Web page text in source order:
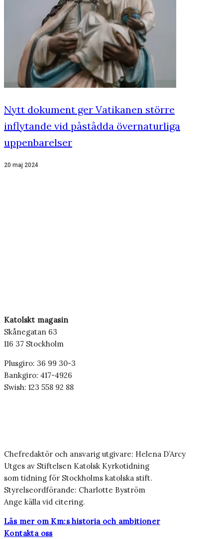
Nytt dokument ger Vatikanen större
inflytande vid påstådda övernaturliga
uppenbarelser
20 maj 2024
Katolskt magasin
Skånegatan 63
116 37 Stockholm
Plusgiro: 36 99 30-3
Bankgiro: 417-4926
Swish: 123 558 92 88
Chefredaktör och ansvarig utgivare: Helena D’Arcy
Utges av Stiftelsen Katolsk Kyrkotidning
som tidning för Stockholms katolska stift.
Styrelseordförande: Charlotte Byström
Ange källa vid citering.
Läs mer om Km:s historia och ambitioner
Kontakta oss